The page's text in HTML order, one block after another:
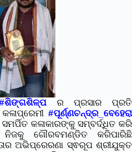
ର ପ୍ରସାର ପ୍ରତି
#ପୂର୍ଣ୍ଣଚନ୍ଦ୍ର_ବେହେରା
କଳାକାରଙ୍କୁ ସମ୍ବର୍ଦ୍ଧିତ କରି
ଗୌରବମଣ୍ଡିତ କରିପାରିଛି
ଅଭିପ୍ରେରଣା ସ୍ଵରୂପ ଶ୍ରୀଯୁକ୍ତ